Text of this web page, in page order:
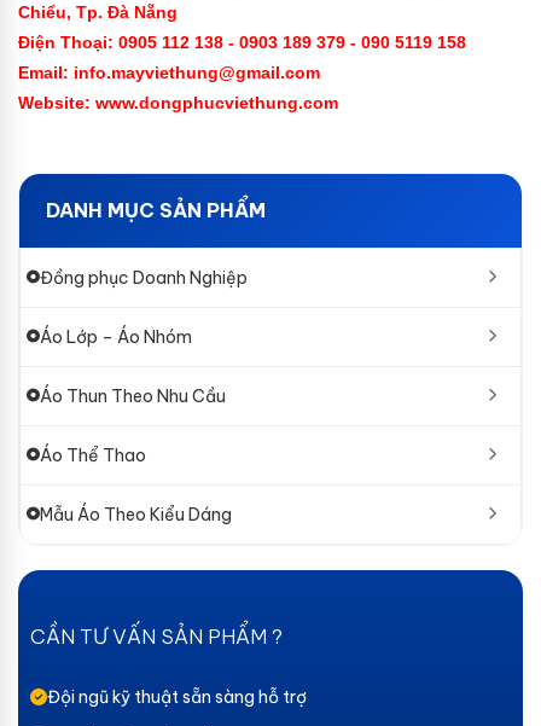
Chiểu, Tp. Đà Nẵng
Điện Thoại: 0905 112 138 - 0903 189 379 - 090 5119 158
Email: info.mayviethung@gmail.com
Website: www.dongphucviethung.com
DANH MỤC SẢN PHẨM
Đồng phục Doanh Nghiệp
Áo Lớp – Áo Nhóm
Áo Thun Theo Nhu Cầu
Áo Thể Thao
Mẫu Áo Theo Kiểu Dáng
CẦN TƯ VẤN SẢN PHẨM ?
Đội ngũ kỹ thuật sẵn sàng hỗ trợ